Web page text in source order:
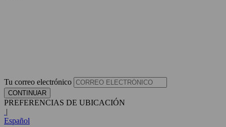
Tu correo electrónico
CONTINUAR
PREFERENCIAS DE UBICACIÓN
|
Español